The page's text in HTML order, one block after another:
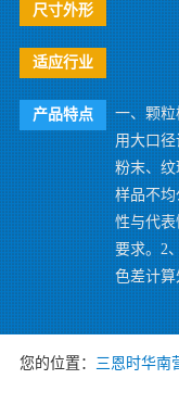
尺寸外形
适应行业
产品特点
一、颗
用大口
粉末、
样品不
性与代表
要求。2
色差计
您的位置： 三恩时华南